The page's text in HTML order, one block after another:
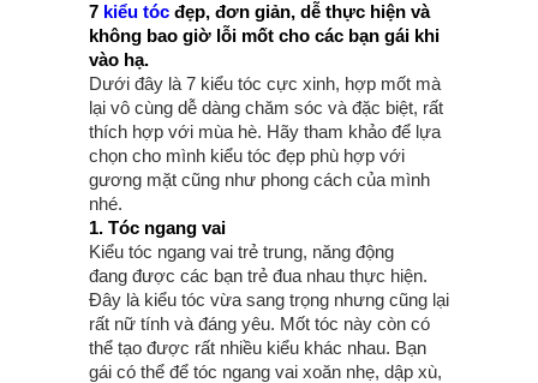
7 kiểu tóc đẹp, đơn giản, dễ thực hiện và
không bao giờ lỗi mốt cho các bạn gái khi
vào hạ.
Dưới đây là 7 kiểu tóc cực xinh, hợp mốt mà
lại vô cùng dễ dàng chăm sóc và đặc biệt, rất
thích hợp với mùa hè. Hãy tham khảo để lựa
chọn cho mình kiểu tóc đẹp phù hợp với
gương mặt cũng như phong cách của mình
nhé.
1. Tóc ngang vai
Kiểu tóc ngang vai trẻ trung, năng động
đang được các bạn trẻ đua nhau thực hiện.
Đây là kiểu tóc vừa sang trọng nhưng cũng lại
rất nữ tính và đáng yêu. Mốt tóc này còn có
thể tạo được rất nhiều kiểu khác nhau. Bạn
gái có thể để tóc ngang vai xoăn nhẹ, dập xù,